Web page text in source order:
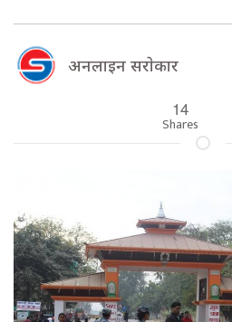
अनलाइन सराेकार
14
Shares